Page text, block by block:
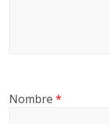
Nombre*